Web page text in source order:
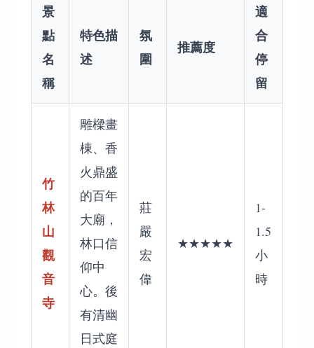
景
點
名
稱
特色描
述
氛
圍
推薦度
適
合
停
留
竹
林
山
觀
音
寺
雕樑畫
棟、香
火鼎盛
的百年
大廟，
林口信
仰中
心。後
有清幽
日式庭
莊
嚴
宏
偉
★★★★★
1-
1.5
小
時